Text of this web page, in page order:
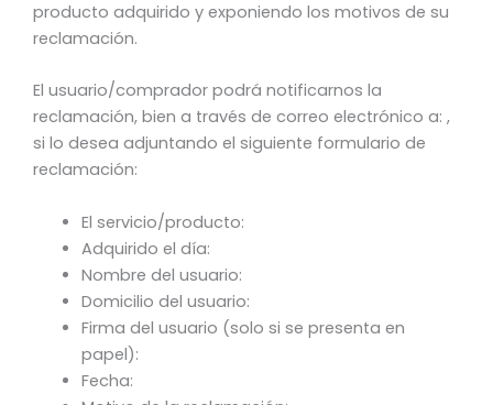
producto adquirido y exponiendo los motivos de su
reclamación.
El usuario/comprador podrá notificarnos la
reclamación, bien a través de correo electrónico a: ,
si lo desea adjuntando el siguiente formulario de
reclamación:
El servicio/producto:
Adquirido el día:
Nombre del usuario:
Domicilio del usuario:
Firma del usuario (solo si se presenta en
papel):
Fecha: